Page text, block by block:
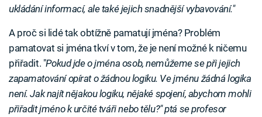
ukládání informací, ale také jejich snadnější vybavování."
A proč si lidé tak obtížně pamatují jména? Problém
pamatovat si jména tkví v tom, že je není možné k ničemu
přiřadit. "Pokud jde o jména osob, nemůžeme se při jejich
zapamatování opírat o žádnou logiku. Ve jménu žádná logika
není. Jak najít nějakou logiku, nějaké spojení, abychom mohli
přiřadit jméno k určité tváři nebo tělu?" ptá se profesor